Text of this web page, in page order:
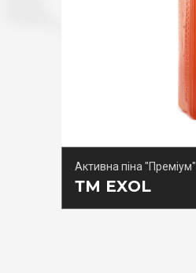
Активна піна "Преміум"
ТМ EXOL